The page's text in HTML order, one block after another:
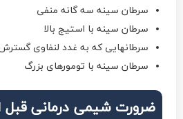
سرطان سینه سه گانه منفی
سرطان سینه با استیج بالا
سرطان­هایی که به غدد لنفاوی گسترش
سرطان سینه با تومورهای بزرگ
ضرورت شیمی درمانی قبل